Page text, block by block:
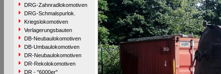
DRG-Zahnradlokomotiven
DRG-Schmalspurlok.
Kriegslokomotiven
Verlagerungsbauten
DB-Neubaulokomotiven
DB-Umbaulokomotiven
DR-Neubaulokomotiven
DR-Rekolokomotiven
DR - "6000er"